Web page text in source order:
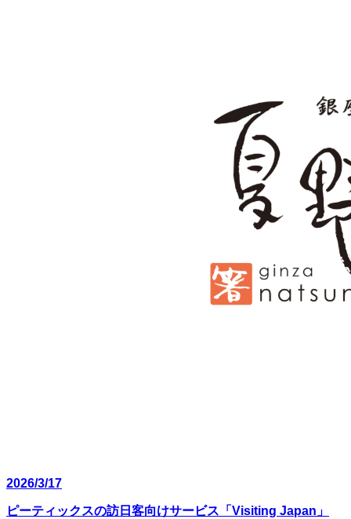
2026/3/17
ピーティックスの訪日客向けサービス「Visiting Japan」